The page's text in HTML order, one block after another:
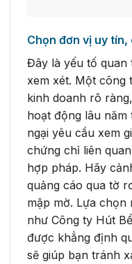
Chọn đơn vị uy
Đây là yếu tố quan
xem xét. Một công
kinh doanh rõ
hoạt động lâu
ngại yêu cầu xem
chứng chỉ liên
hợp pháp. Hãy
quảng cáo qua tờ
mập mờ. Lựa
như Công ty Hút
được khẳng định
sẽ giúp bạn tránh